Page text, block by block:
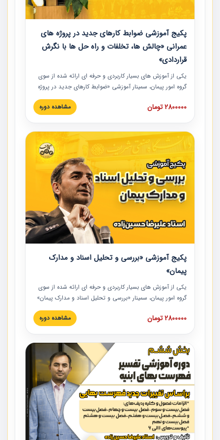
پکیج آموزشی ضوابط کارهای جدید در پروژه های
عمرانی «چالش ها، تخلفات و راه حل ها با نگرش
قراردادی»
یکی از آموزش‏‏‏‏‏‏ های بسیار کاربردی و حرفه‏ ای ارائه شده از سوی
گروه امور پیمان، سمینار آموزشی «ضوابط کارهای جدید در پروژه
های عمرانی» چالش ها، تخلفات و راه حل ها با نگرش قراردادی
است که در محل سندیکای شرکت های ساختمانی کشور ارائه شد.
مدارک پیمان به همراه تجربیات عملی ارائه شده است.
2800000 تومان مشاهده دوره
پکیج آموزشی «بررسی و تحلیل اسناد و مدارک
پیمان»
یکی از آموزش‏‏‏‏‏‏ های بسیار کاربردی و حرفه‏ ای ارائه شده از سوی
گروه امور پیمان، سمینار «بررسی و تحلیل اسناد و مدارک پیمان»
است که در دانشگاه صنعتی شریف ارائه شد. در این آموزش
نکات کلیدی مربوط به اسناد و مدارک پیمان، اولویت بندی اسناد
پیمان به همراه تجربیات عملی در این خصوص ارائه شده است.
2800000 تومان مشاهده دوره